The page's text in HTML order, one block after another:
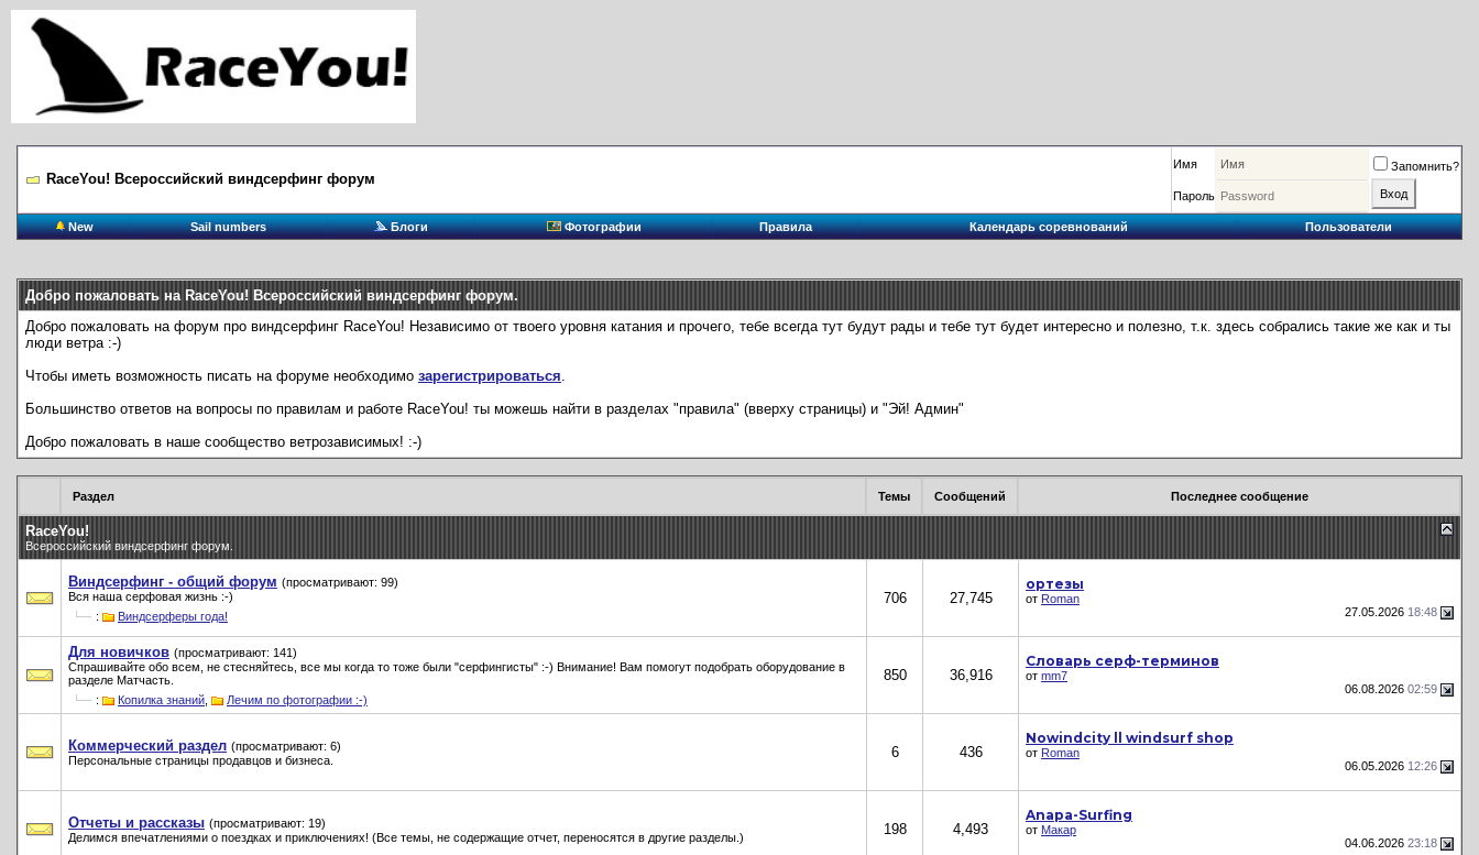
RaceYou! Всероссийский виндсерфинг форум
Имя Запомнить?
Пароль
New Sail numbers Блоги Фотографии Правила Календарь соревнований Пользователи
Добро пожаловать на RaceYou! Всероссийский виндсерфинг форум.
Добро пожаловать на форум про виндсерфинг RaceYou! Независимо от твоего уровня катания и прочего, тебе всегда тут будут рады и тебе тут будет интересно и полезно, т.к. здесь собрались такие же как и ты
люди ветра :-)
Чтобы иметь возможность писать на форуме необходимо зарегистрироваться.
Большинство ответов на вопросы по правилам и работе RaceYou! ты можешь найти в разделах "правила" (вверху страницы) и "Эй! Админ"
Добро пожаловать в наше сообщество ветрозависимых! :-)
Раздел Темы Сообщений Последнее сообщение
RaceYou!
Всероссийский виндсерфинг форум.
Виндсерфинг - общий форум (просматривают: 99)
Вся наша серфовая жизнь :-)
:
Виндсерферы года!
706 27,745
ортезы
от Roman
27.05.2026 18:48
Для новичков (просматривают: 141)
Спрашивайте обо всем, не стесняйтесь, все мы когда то тоже были "серфингисты" :-) Внимание! Вам помогут подобрать оборудование в
разделе Матчасть.
:
Копилка знаний Лечим по фотографии :-)
850 36,916
Словарь серф-терминов
от mm7
06.08.2026 02:59
Коммерческий раздел (просматривают: 6)
Персональные страницы продавцов и бизнеса.
6 436
Nowindcity ll windsurf shop
от Roman
06.05.2026 12:26
Отчеты и рассказы (просматривают: 19)
Делимся впечатлениями о поездках и приключениях! (Все темы, не содержащие отчет, переносятся в другие разделы.)
198 4,493
Anapa-Surfing
от Макар
04.06.2026 23:18